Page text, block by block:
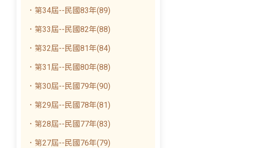
．第34屆--民國83年(89)
．第33屆--民國82年(88)
．第32屆--民國81年(84)
．第31屆--民國80年(88)
．第30屆--民國79年(90)
．第29屆--民國78年(81)
．第28屆--民國77年(83)
．第27屆--民國76年(79)